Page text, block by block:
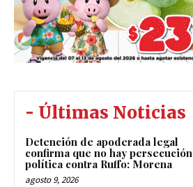
- Últimas Noticias
Detención de apoderada legal
confirma que no hay persecución
política contra Ruffo: Morena
agosto 9, 2026